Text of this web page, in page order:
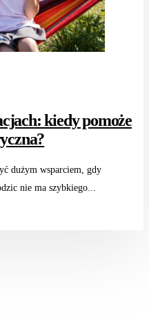
kiedy pomoże
dużym wsparciem, gdy
nie ma szybkiego...